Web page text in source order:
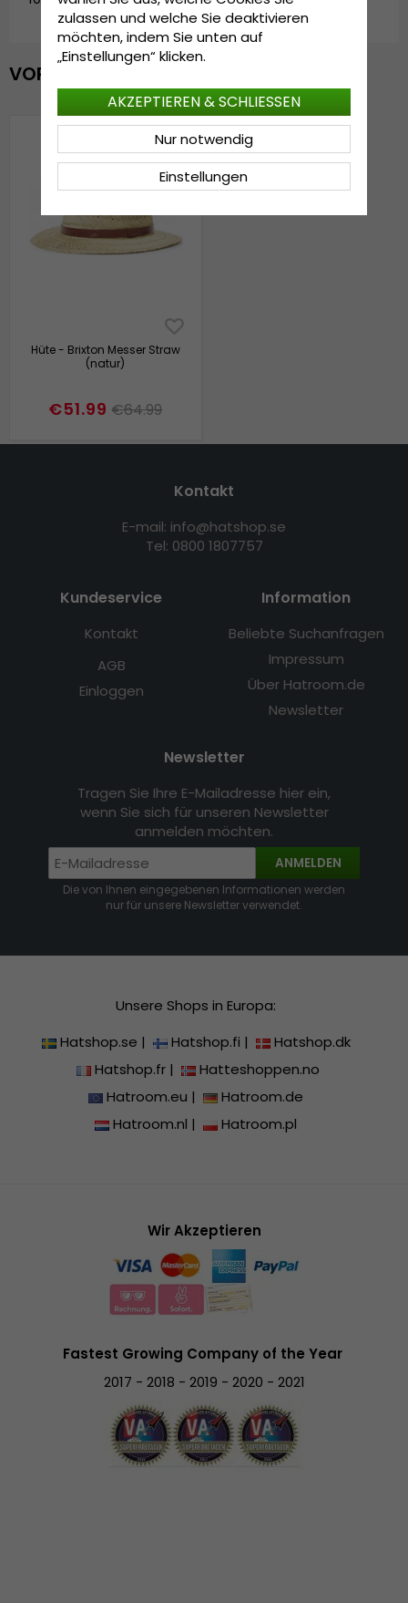
VOR KURZEM ANGESEHEN
Hüte - Brixton Messer Straw
(natur)
€51.99 €64.99
Kontakt
E-mail: info@hatshop.se
Tel: 0800 1807757
Kundeservice
Kontakt
AGB
Einloggen
Information
Beliebte Suchanfragen
Impressum
Über Hatroom.de
Newsletter
Newsletter
Tragen Sie Ihre E-Mailadresse hier ein,
wenn Sie sich für unseren Newsletter
anmelden möchten.
ANMELDEN
Die von Ihnen eingegebenen Informationen werden
nur für unsere Newsletter verwendet.
Unsere Shops in Europa:
Hatshop.se | Hatshop.fi |
Hatshop.dk
Hatshop.fr|
Hatteshoppen.no
Hatroom.eu |
Hatroom.de
Hatroom.nl | Hatroom.pl
Wir Akzeptieren
Fastest Growing Company of the Year
2017 - 2018 - 2019 - 2020 - 2021
zulassen und welche Sie deaktivieren
möchten, indem Sie unten auf
„Einstellungen“ klicken.
Einstellungen
Nur notwendig
AKZEPTIEREN & SCHLIESSEN